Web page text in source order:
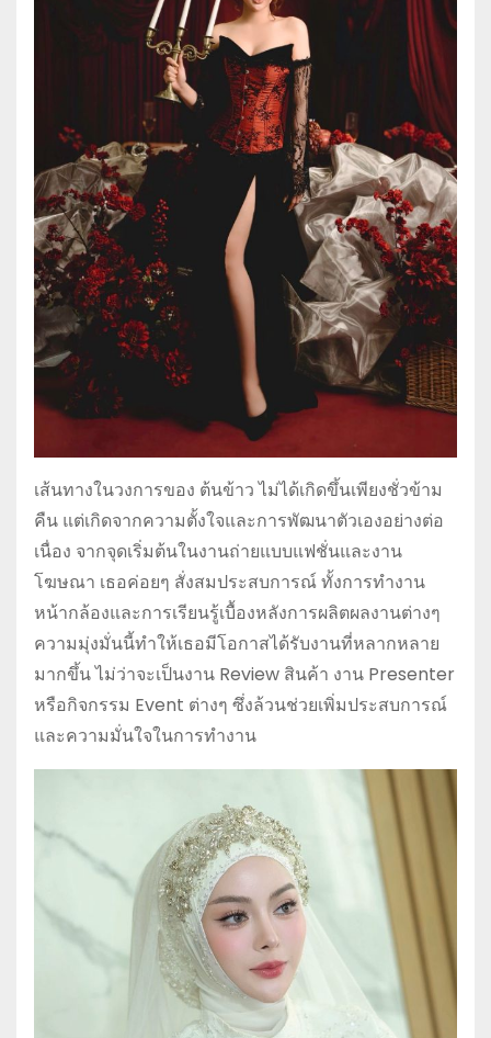
เส้นทางในวงการของ ต้นข้าว ไม่ได้เกิดขึ้นเพียงชั่วข้าม
คืน แต่เกิดจากความตั้งใจและการพัฒนาตัวเองอย่างต่อ
เนื่อง จากจุดเริ่มต้นในงานถ่ายแบบแฟชั่นและงาน
โฆษณา เธอค่อยๆ สั่งสมประสบการณ์ ทั้งการทำงาน
หน้ากล้องและการเรียนรู้เบื้องหลังการผลิตผลงานต่างๆ
ความมุ่งมั่นนี้ทำให้เธอมีโอกาสได้รับงานที่หลากหลาย
มากขึ้น ไม่ว่าจะเป็นงาน Review สินค้า งาน Presenter
หรือกิจกรรม Event ต่างๆ ซึ่งล้วนช่วยเพิ่มประสบการณ์
และความมั่นใจในการทำงาน